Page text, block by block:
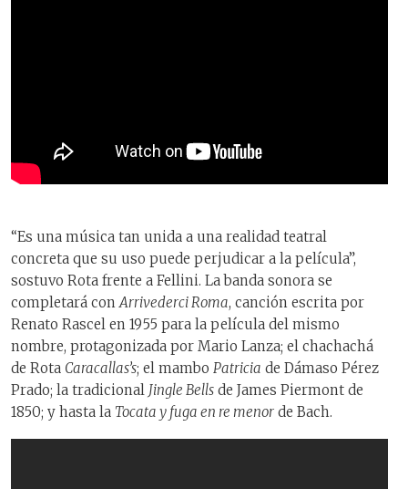
“Es una música tan unida a una realidad teatral
concreta que su uso puede perjudicar a la película”,
sostuvo Rota frente a Fellini. La banda sonora se
completará conArrivederci Roma, canción escrita por
Renato Rascel en 1955 para la película del mismo
nombre, protagonizada por Mario Lanza; el chachachá
de Rota Caracallas’s; el mambo Patricia de Dámaso Pérez
Prado; la tradicional Jingle Bells de James Piermont de
1850; y hasta la Tocata y fuga en re menor de Bach.